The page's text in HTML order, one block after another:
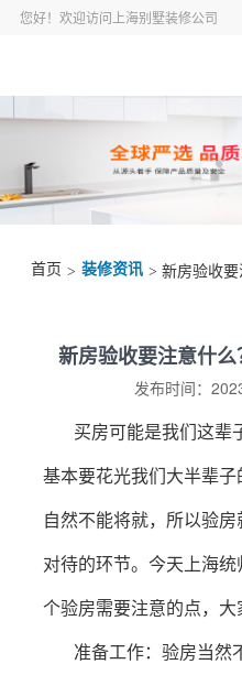
您好！欢迎访问上海别墅装修公司
首页 > 装修资讯 > 新房验收要
新房验收要注意什么
发布时间：
买房可能是我们这辈
基本要花光我们大半辈
自然不能将就，所以验
对待的环节。今天上海
个验房需要注意的点，大
准备工作：验房当然